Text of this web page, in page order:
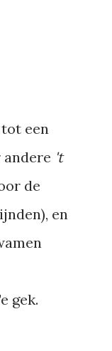
een
't
de
en
gek.